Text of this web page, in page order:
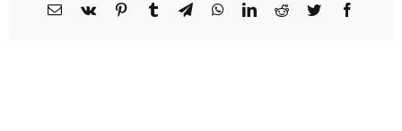
Facebook
Twitter
Reddit
LinkedIn
WhatsApp
Telegram
Tumblr
Pinterest
Vk
כתובת